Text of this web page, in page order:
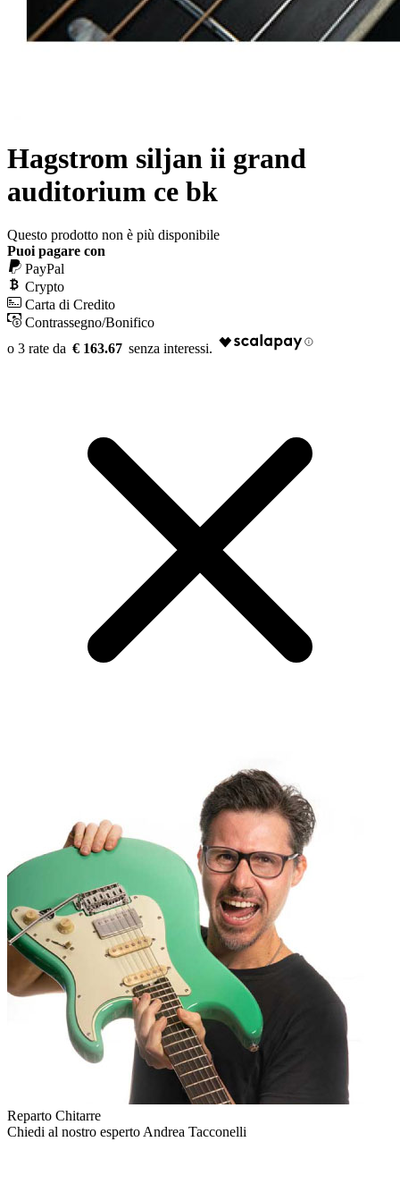
Hagstrom siljan ii grand
auditorium ce bk
Questo prodotto non è più disponibile
Puoi pagare con
PayPal
Crypto
Carta di Credito
Contrassegno/Bonifico
€ 163.67
Reparto Chitarre
Chiedi al nostro espertoAndrea Tacconelli